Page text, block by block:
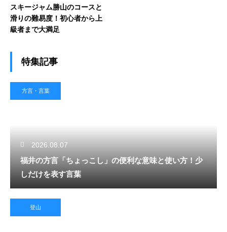
スキージャム勝山のコースと
滑りの難易度！初心者から上
級者まで大満足
特集記事
方言・言葉
2026.08.07
福井の方言「ちょっこし」の便利な意味と使い方！少
しだけを表す言葉
登山